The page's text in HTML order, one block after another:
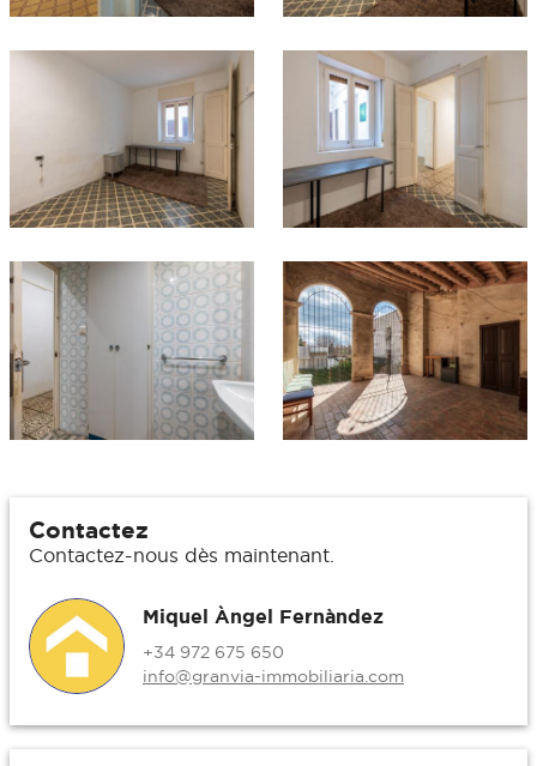
Contactez
Contactez-nous dès maintenant.
Miquel Àngel Fernàndez
+34 972 675 650
info@granvia-immobiliaria.com